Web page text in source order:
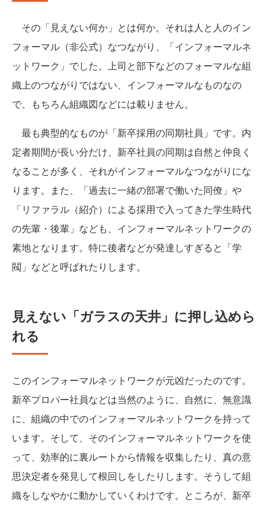
その「見えない何か」とは何か。それは人と人のイン
フォーマル（非公式）なつながり、「インフォーマルネ
ットワーク」でした。上司と部下などのフォーマルな組
織上のつながりではない、インフォーマルなものなの
で、もちろん組織図などには載りません。
最も典型的なものが「新卒採用の同期社員」です。内
定者期間が長い分だけ、新卒社員の同期は自然と仲良く
なることが多く、それがインフォーマルなつながりにな
ります。また、「過去に一緒の部署で働いた同僚」や
「リファラル（紹介）による採用で入ってきた学生時代
の先輩・後輩」なども、インフォーマルネットワークの
素地となります。特に後者などが発達しすぎると「学
閥」などと呼ばれたりします。
見えない「ガラスの天井」に押し込めら
れる
このインフォーマルネットワークが元凶だったのです。
新卒プロパー社員などは当然のように、自然に、無意識
に、組織の中でのインフォーマルネットワークを持って
います。そして、そのインフォーマルネットワークを使
って、効率的に裏ルートから情報を収集したり、真の意
思決定者を発見して根回しをしたりします。そうして組
織をしなやかに動かしていくわけです。ところが、新卒